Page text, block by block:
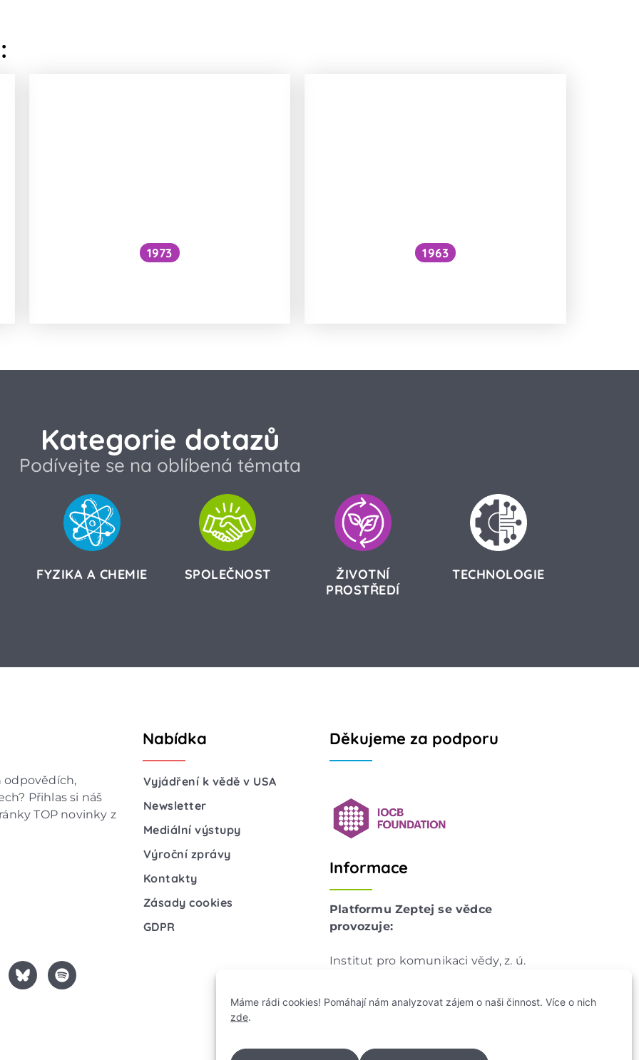
Máme rádi cookies! Pomáhají nám analyzovat zájem o naši činnost. Více o nich
zde.
1973 1963
Kategorie dotazů
Podívejte se na oblíbená témata
FYZIKA A CHEMIE SPOLEČNOST
ŽIVOTNÍ
PROSTŘEDÍ
TECHNOLOGIE
odpovědích,
Přihlas si náš
TOP novinky z
Nabídka
Vyjádření k vědě v USA
Newsletter
Mediální výstupy
Výroční zprávy
Kontakty
Zásady cookies
GDPR
Děkujeme za podporu
Informace
Platformu Zeptej se vědce
provozuje:
Institut pro komunikaci vědy, z. ú.
Dejvice, 160 00 Praha 6